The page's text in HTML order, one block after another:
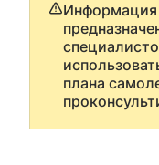
Информация
плана